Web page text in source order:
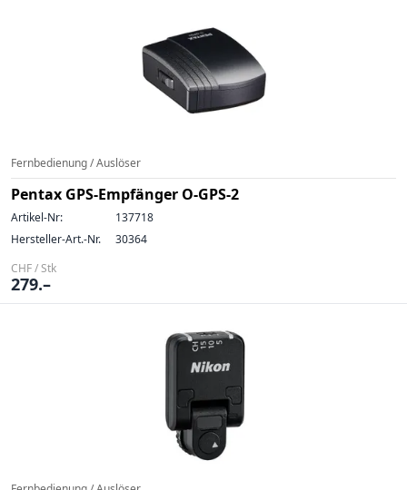
Fernbedienung / Auslöser
Pentax GPS-Empfänger O-GPS-2
Artikel-Nr:
137718
Hersteller-Art.-Nr.
30364
CHF / Stk
279.–